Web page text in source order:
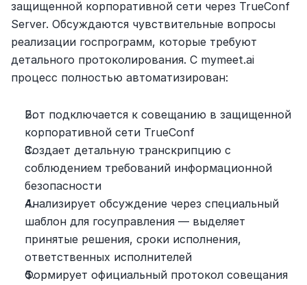
защищенной корпоративной сети через TrueConf
Server. Обсуждаются чувствительные вопросы
реализации госпрограмм, которые требуют
детального протоколирования. С mymeet.ai
процесс полностью автоматизирован:
Бот подключается к совещанию в защищенной
корпоративной сети TrueConf
Создает детальную транскрипцию с
соблюдением требований информационной
безопасности
Анализирует обсуждение через специальный
шаблон для госуправления — выделяет
принятые решения, сроки исполнения,
ответственных исполнителей
Формирует официальный протокол совещания